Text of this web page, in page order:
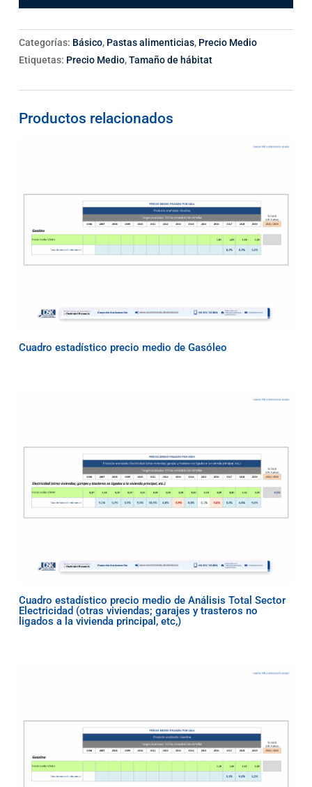
Categorías: Básico, Pastas alimenticias, Precio Medio
Etiquetas: Precio Medio,Tamaño de hábitat
Productos relacionados
Cuadro estadístico precio medio de Gasóleo
Cuadro estadístico precio medio de Análisis Total Sector
Electricidad (otras viviendas; garajes y trasteros no
ligados a la vivienda principal, etc,)